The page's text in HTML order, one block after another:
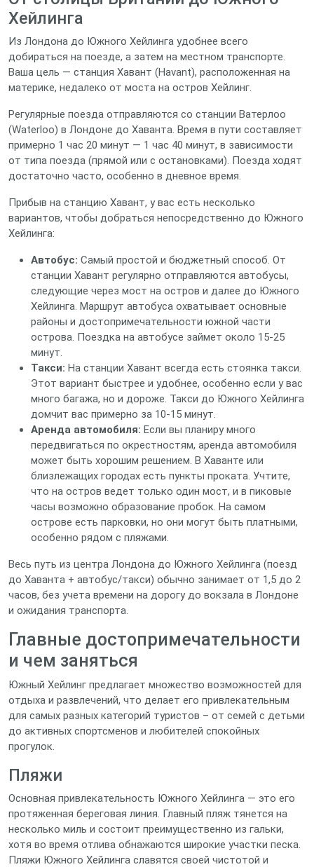
Хейлинга
Из Лондона до Южного Хейлинга удобнее всего
добираться на поезде, а затем на местном транспорте.
Ваша цель — станция Хавант (Havant), расположенная на
материке, недалеко от моста на остров Хейлинг.
Регулярные поезда отправляются со станции Ватерлоо
(Waterloo) в Лондоне до Хаванта. Время в пути составляет
примерно 1 час 20 минут — 1 час 40 минут, в зависимости
от типа поезда (прямой или с остановками). Поезда ходят
достаточно часто, особенно в дневное время.
Прибыв на станцию Хавант, у вас есть несколько
вариантов, чтобы добраться непосредственно до Южного
Хейлинга:
Автобус: Самый простой и бюджетный способ. От
станции Хавант регулярно отправляются автобусы,
следующие через мост на остров и далее до Южного
Хейлинга. Маршрут автобуса охватывает основные
районы и достопримечательности южной части
острова. Поездка на автобусе займет около 15-25
минут.
Такси: На станции Хавант всегда есть стоянка такси.
Этот вариант быстрее и удобнее, особенно если у вас
много багажа, но и дороже. Такси до Южного Хейлинга
домчит вас примерно за 10-15 минут.
Аренда автомобиля: Если вы планиру много
передвигаться по окрестностям, аренда автомобиля
может быть хорошим решением. В Хаванте или
близлежащих городах есть пункты проката. Учтите,
что на остров ведет только один мост, и в пиковые
часы возможно образование пробок. На самом
острове есть парковки, но они могут быть платными,
особенно рядом с пляжами.
Весь путь из центра Лондона до Южного Хейлинга (поезд
до Хаванта + автобус/такси) обычно занимает от 1,5 до 2
часов, без учета времени на дорогу до вокзала в Лондоне
и ожидания транспорта.
Главные достопримечательности
и чем заняться
Южный Хейлинг предлагает множество возможностей для
отдыха и развлечений, что делает его привлекательным
для самых разных категорий туристов – от семей с детьми
до активных спортсменов и любителей спокойных
прогулок.
Пляжи
Основная привлекательность Южного Хейлинга — это его
протяженная береговая линия. Главный пляж тянется на
несколько миль и состоит преимущественно из гальки,
хотя во время отлива обнажаются широкие участки песка.
Пляжи Южного Хейлинга славятся своей чистотой и